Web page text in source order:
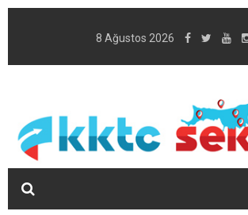
8 Ağustos 2026